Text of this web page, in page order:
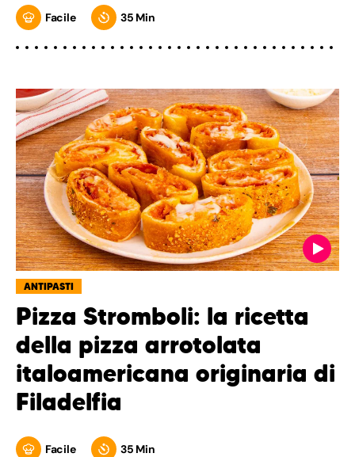
Facile 35 Min
ANTIPASTI
Pizza Stromboli: la ricetta
della pizza arrotolata
italoamericana originaria di
Filadelfia
Facile 35 Min